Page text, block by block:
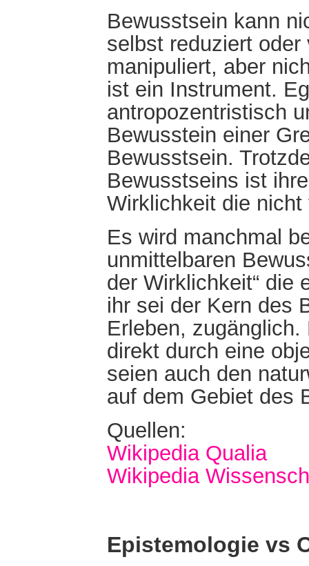
Bewusstsein kann
selbst reduziert
manipuliert, aber
ist ein Instrument.
antropozentristisch
Bewusstein einer
Bewusstsein.
Bewusstseins ist
Wirklichkeit die
Es wird manchmal
unmittelbaren
der Wirklichkeit“ die
ihr sei der Kern des
Erleben,
direkt durch eine
seien auch den
auf dem Gebiet des
Quellen:
Wikipedia Qualia
Wikipedia
Epistemologie vs